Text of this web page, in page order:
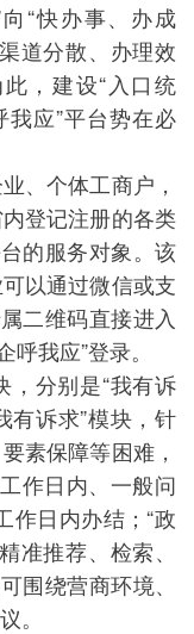
“快办事、办成
道分散、办理效
，建设“入口统
我应”平台势在必
、个体工商户，
登记注册的各类
的服务对象。该
以通过微信或支
二维码直接进入
我应”登录。
分别是“我有诉
有诉求”模块，针
素保障等困难，
作日内、一般问
作日内办结；“政
准推荐、检索、
围绕营商环境、
。